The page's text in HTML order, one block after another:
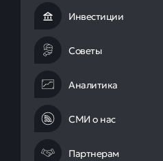
Инвестиции
Советы
Аналитика
СМИ о нас
Партнерам